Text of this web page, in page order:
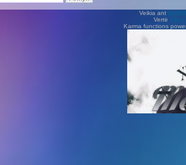
Veikia ant
Vertė Vilius
Karma functions